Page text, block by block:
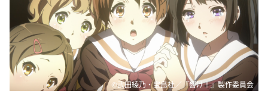
©武田綾乃・宝島社／『響け！』製作委員会